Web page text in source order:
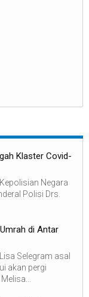
Klaster Covid-
Negara
Polisi Drs.
di Antar
Selegram asal
akan pergi